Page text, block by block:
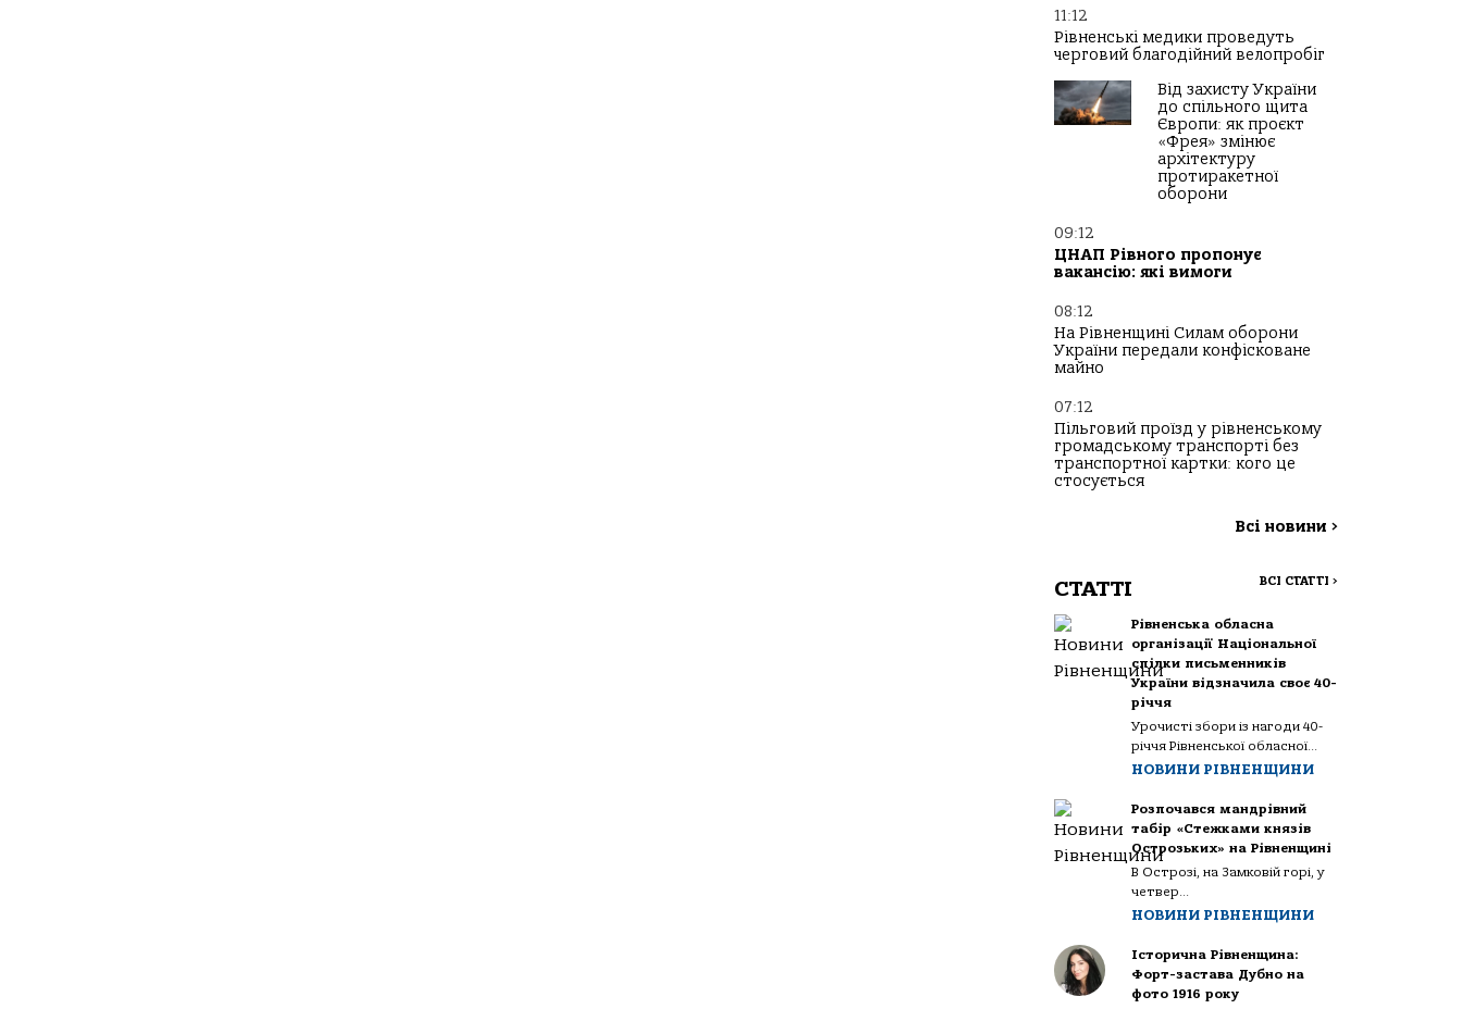
11:12
Рівненські медики проведуть
черговий благодійний велопробіг
Від захисту України
до спільного щита
Європи: як проєкт
«Фрея» змінює
архітектуру
протиракетної
оборони
09:12
ЦНАП Рівного пропонує
вакансію: які вимоги
08:12
На Рівненщині Силам оборони
України передали конфісковане
майно
07:12
Пільговий проїзд у рівненському
громадському транспорті без
транспортної картки: кого це
стосується
Всі новини >
СТАТТІ ВСІ СТАТТІ >
Рівненська обласна
організації Національної
спілки письменників
України відзначила своє 40-
річчя
Урочисті збори із нагоди 40-
річчя Рівненської обласної...
НОВИНИ РІВНЕНЩИНИ
Розпочався мандрівний
табір «Стежками князів
Острозьких» на Рівненщині
В Острозі, на Замковій горі, у
четвер...
НОВИНИ РІВНЕНЩИНИ
Історична Рівненщина:
Форт-застава Дубно на
фото 1916 року